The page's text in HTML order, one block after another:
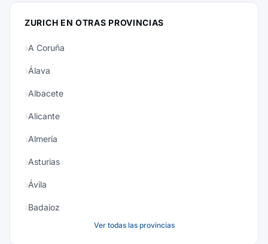
ZURICH EN OTRAS PROVINCIAS
A Coruña
Álava
Albacete
Alicante
Almería
Asturias
Ávila
Badajoz
Ver todas las provincias